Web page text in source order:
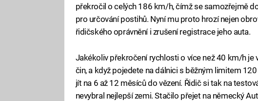
překročil o celých 186 km/h, čímž se samozřejmě
pro určování postihů. Nyní mu proto hrozí nejen
řidičského oprávnění i zrušení registrace jeho auta.
Jakékoliv překročení rychlosti o více než 40 km/h je
čin, a když pojedete na dálnici s běžným limitem
jít na 6 až 12 měsíců do vězení. Řidič si tak na
nevybral nejlepší zemi. Stačilo přejet na německý